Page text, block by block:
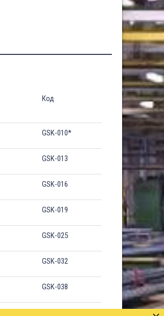
Код
GSK-010*
GSK-013
GSK-016
GSK-019
GSK-025
GSK-032
GSK-038